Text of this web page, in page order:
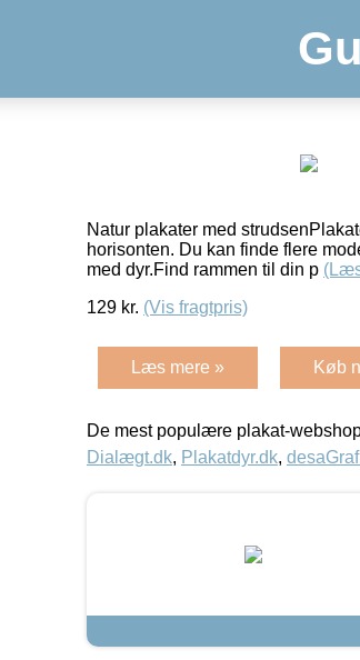
Natur plakater med
horisonten. Du kan finde flere
med dyr.Find rammen til din p
129 kr. (Vis fragtpris)
Læs mere » Køb
De mest populære plakat-
Dialægt.dk, Plakatdyr.dk,